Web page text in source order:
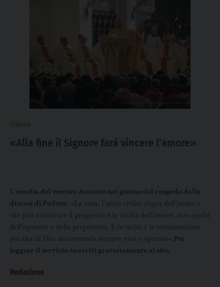
«Alla fine il Signore farà vincere l’amore»
L’omelia del vescovo Antonio nel giorno del congedo dalla
diocesi di Padova : «La vera, l’unica civiltà degna dell’uomo e
che può assicurare il progresso è la civiltà dell’amore, non quella
dell’egoismo e della prepotenza. E la carità è la testimonianza
più alta di Dio: mantenetela sempre viva e operosa». Per
leggere il servizio iscriviti gratuitamente al sito.
Redazione